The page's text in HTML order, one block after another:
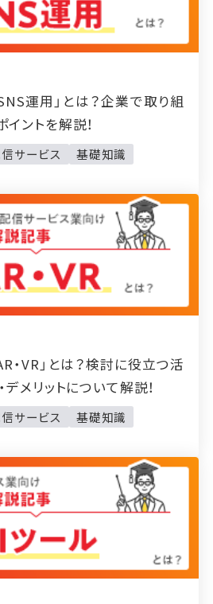
運用」とは？企業で取り組
ントを解説！
サービス 基礎知識
・VR」とは？検討に役立つ活
デメリットについて解説！
サービス 基礎知識